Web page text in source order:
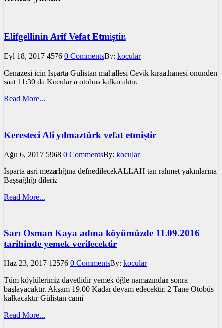
Elifgellinin Arif Vefat Etmiştir.
Eyl 18, 2017 4576 0 CommentsBy: kocular
Cenazesi icin Isparta Gulistan mahallesi Cevik kıraathanesi onunden
saat 11:30 da Kocular a otobus kalkacaktır.
Read More...
Keresteci Ali yılmaztürk vefat etmiştir
Ağu 6, 2017 5968 0 CommentsBy: kocular
İsparta asri mezarlığına defnedilecekALLAH tan rahmet yakınlarına
Başsağlığı dileriz
Read More...
Sarı Osman Kaya adına köyümüzde 11.09.2016
tarihinde yemek verilecektir
Haz 23, 2017 12576 0 CommentsBy: kocular
Tüm köylülerimiz davetlidir yemek öğle namazından sonra
başlayacaktır. Akşam 19.00 Kadar devam edecektir. 2 Tane Otobüs
kalkacaktır Gülistan cami
Read More...